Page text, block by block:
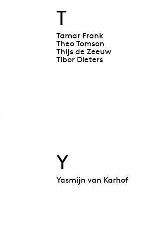
T
Tamar Frank
Theo Tomson
Thijs de Zeeuw
Tibor Dieters
Y
Yasmijn van Karhof